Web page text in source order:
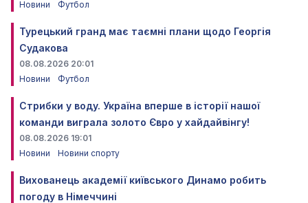
Новини
Футбол
Турецький гранд має таємні плани щодо Георгія
Судакова
08.08.2026 20:01
Новини
Футбол
Стрибки у воду. Україна вперше в історії нашої
команди виграла золото Євро у хайдайвінгу!
08.08.2026 19:01
Новини
Новини спорту
Вихованець академії київського Динамо робить
погоду в Німеччині